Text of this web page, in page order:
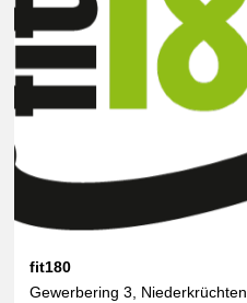
fit180
Gewerbering 3, Niederkrüchten